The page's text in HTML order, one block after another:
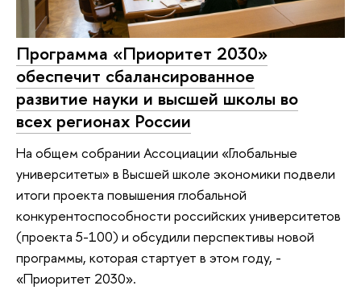
Программа «Приоритет 2030»
обеспечит сбалансированное
развитие науки и высшей школы во
всех регионах России
На общем собрании Ассоциации «Глобальные
университеты» в Высшей школе экономики подвели
итоги проекта повышения глобальной
конкурентоспособности российских университетов
(проекта 5-100) и обсудили перспективы новой
программы, которая стартует в этом году, -
«Приоритет 2030».